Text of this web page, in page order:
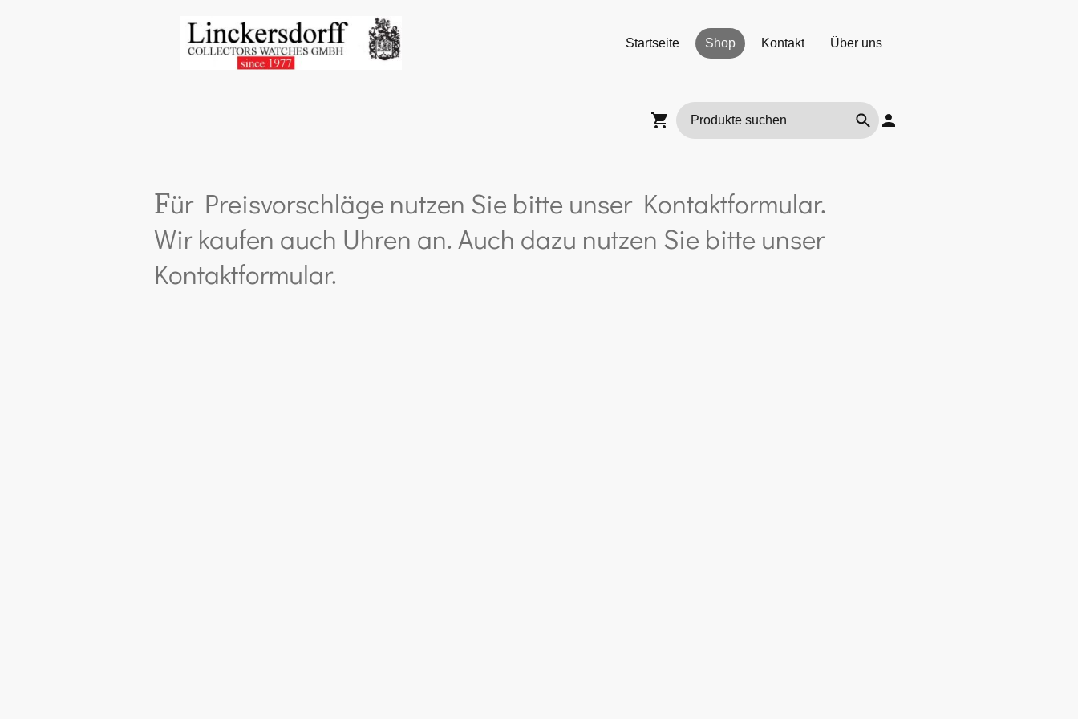
Startseite Shop Kontakt Über uns
Für Preisvorschläge nutzen Sie bitte unser Kontaktformular.
Wir kaufen auch Uhren an. Auch dazu nutzen Sie bitte unser
Kontaktformular.